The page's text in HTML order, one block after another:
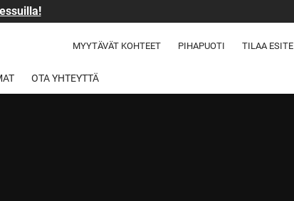
MYYTÄVÄT KOHTEET PIHAPUOTI TILAA ESITE
OTA YHTEYTTÄ